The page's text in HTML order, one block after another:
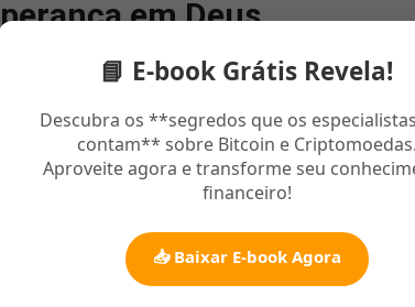
📘 E-book Grátis Revela!
Descubra os **segredos que os
contam** sobre Bitcoin e Criptomoedas.
Aproveite agora e transforme seu
financeiro!
📥 Baixar E-book Agora
em Deus
19, 2021
que hoje tem uma palavra de Deus de esperança
buscanco procurando constantemente a Jesus.
nos encontramos abatido e com pouca
teriamos aflições, porém devemos ter bom animo
de Esperança Para Hoje E se você encontra-se
abrirão para você, e a porta que Deus abre ninguém
na vida são etapas mas o principal você deve saber
circunstância Deus está com você. Essa reflexão